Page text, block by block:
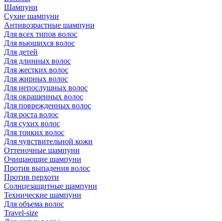
Шампуни
Сухие шампуни
Антивозрастные шампуни
Для всех типов волос
Для вьющихся волос
Для детей
Для длинных волос
Для жестких волос
Для жирных волос
Для непослушных волос
Для окрашенных волос
Для поврежденных волос
Для роста волос
Для сухих волос
Для тонких волос
Для чувствительной кожи
Оттеночные шампуни
Очищающие шампуни
Против выпадения волос
Против перхоти
Солнцезащитные шампуни
Технические шампуни
Для объема волос
Travel-size